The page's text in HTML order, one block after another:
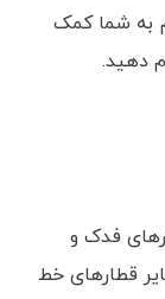
به شما کمک
دهید.
فدک و
قطارهای خط